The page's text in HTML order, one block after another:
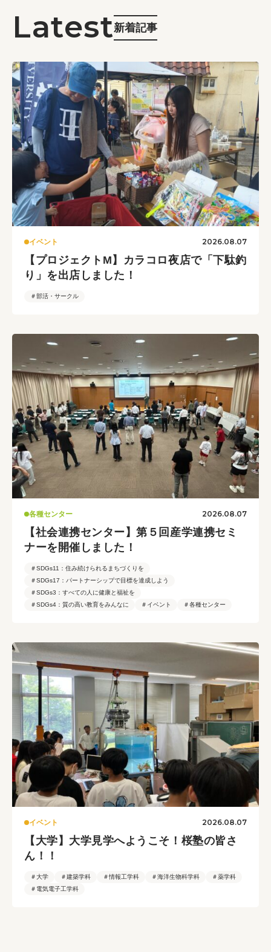
新着記事
イベント 2026.08.07
【プロジェクトM】カラコロ夜店で「下駄釣
り」を出店しました！
＃部活・サークル
各種センター 2026.08.07
【社会連携センター】第５回産学連携セミ
ナーを開催しました！
＃SDGs11：住み続けられるまちづくりを
＃SDGs17：パートナーシップで目標を達成しよう
＃SDGs3：すべての人に健康と福祉を
＃SDGs4：質の高い教育をみんなに
＃イベント ＃各種センター
イベント 2026.08.07
【大学】大学見学へようこそ！桜塾の皆さ
ん！！
＃大学 ＃建築学科 ＃情報工学科 ＃海洋生物科学科
＃薬学科
＃電気電子工学科